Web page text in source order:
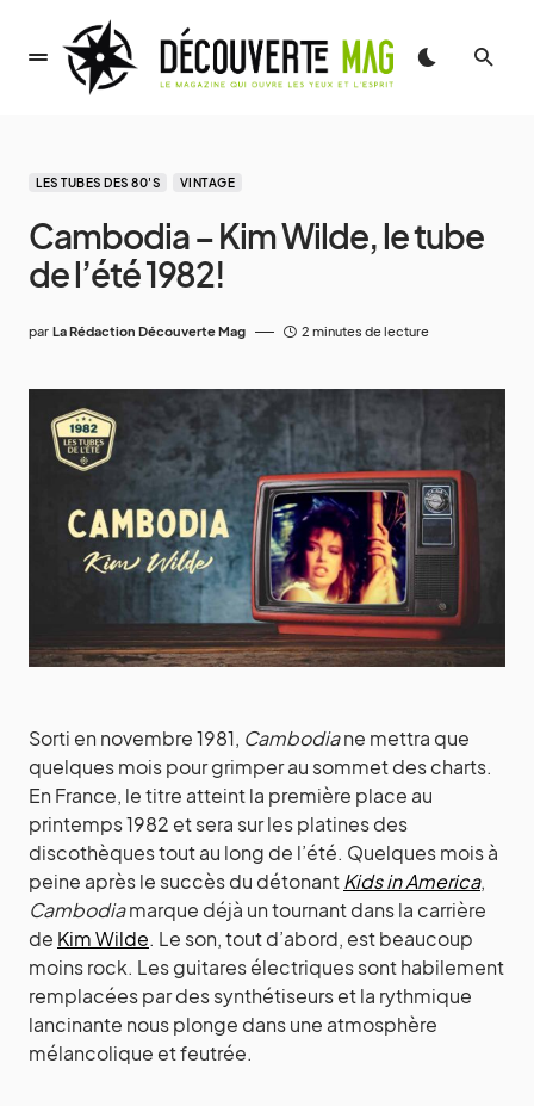
LES TUBES DES 80'S VINTAGE
Cambodia – Kim Wilde, le tube
de l’été 1982!
par La Rédaction Découverte Mag 2 minutes de lecture
Sorti en novembre 1981, Cambodiane mettra que
quelques mois pour grimper au sommet des charts.
En France, le titre atteint la première place au
printemps 1982 et sera sur les platines des
discothèques tout au long de l’été. Quelques mois à
peine après le succès du détonantKids in America,
Cambodiamarque déjà un tournant dans la carrière
de Kim Wilde. Le son, tout d’abord, est beaucoup
moins rock. Les guitares électriques sont habilement
remplacées par des synthétiseurs et la rythmique
lancinante nous plonge dans une atmosphère
mélancolique et feutrée.